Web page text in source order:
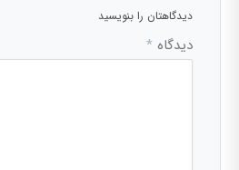
دیدگاهتان را بنویسید
دیدگاه *